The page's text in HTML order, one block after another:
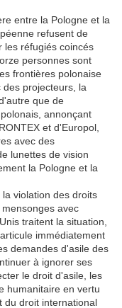
entre la Pologne et la
refusent de
les réfugiés coincés
personnes sont
frontières polonaise
projecteurs, la
que de
annonçant
et d'Europol,
avec des
lunettes de vision
la Pologne et la
violation des droits
avec
traitent la situation,
immédiatement
demandes d'asile des
à ignorer ses
le droit d'asile, les
humanitaire en vertu
du droit international